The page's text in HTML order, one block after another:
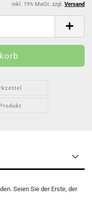
inkl. 19% MwSt. zzgl. Versand
Seien Sie der Erste, der